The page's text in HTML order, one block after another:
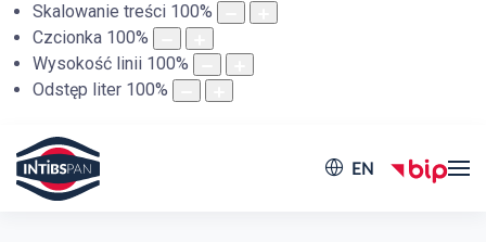
Skalowanie treści 100%
Czcionka 100%
Wysokość linii 100%
Odstęp liter 100%
EN